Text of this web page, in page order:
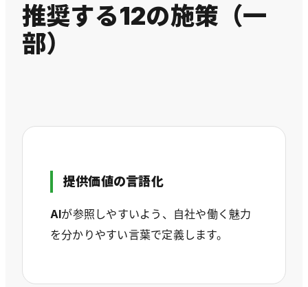
推奨する12の施策（一
部）
提供価値の言語化
AIが参照しやすいよう、自社や働く魅力
を分かりやすい言葉で定義します。